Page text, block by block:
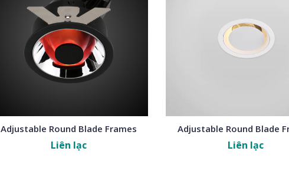
Adjustable Round Blade Frames
Liên lạc
Adjustable Round Blade
Liên lạc